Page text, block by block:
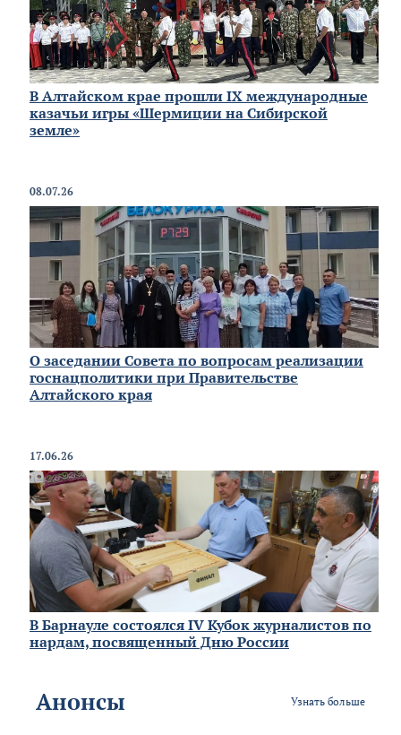
В Алтайском крае прошли IX международные
казачьи игры «Шермиции на Сибирской
земле»
08.07.26
О заседании Совета по вопросам реализации
госнацполитики при Правительстве
Алтайского края
17.06.26
В Барнауле состоялся IV Кубок журналистов по
нардам, посвященный Дню России
Анонсы Узнать больше